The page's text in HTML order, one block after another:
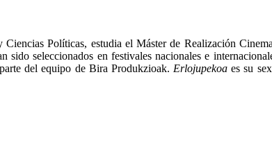
Políticas, estudia el Máster de Realización
seleccionados en festivales nacionales e
del equipo de Bira Produkzioak. Erlojupekoa es su